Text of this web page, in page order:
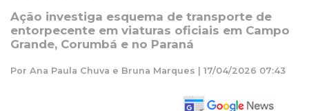
Ação investiga esquema de transporte de
entorpecente em viaturas oficiais em Campo
Grande, Corumbá e no Paraná
Por Ana Paula Chuva e Bruna Marques | 17/04/2026 07:43